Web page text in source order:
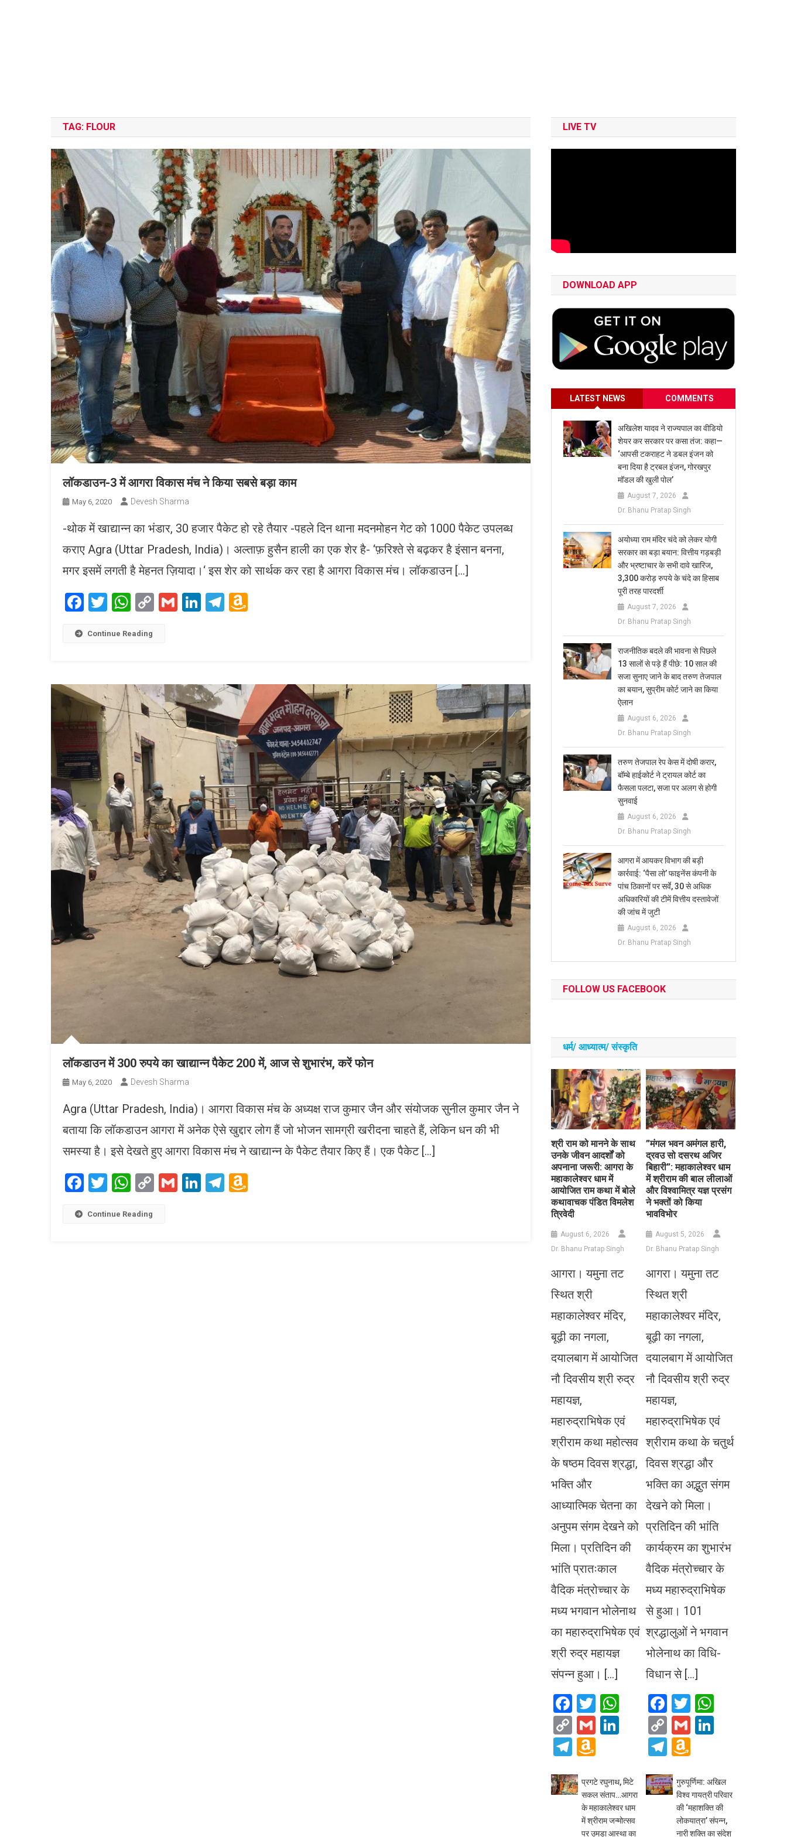
TAG: FLOUR
लॉकडाउन-3 में आगरा विकास मंच ने किया सबसे बड़ा काम
May 6, 2020 Devesh Sharma
-थोक में खाद्यान्न का भंडार, 30 हजार पैकेट हो रहे तैयार -पहले दिन थाना मदनमोहन गेट को 1000 पैकेट उपलब्ध
कराए Agra (Uttar Pradesh, India)। अल्ताफ़ हुसैन हाली का एक शेर है- ‘फ़रिश्ते से बढ़कर है इंसान बनना,
मगर इसमें लगती है मेहनत ज़ियादा।‘ इस शेर को सार्थक कर रहा है आगरा विकास मंच। लॉकडाउन […]
Facebook
Twitter
WhatsApp
CopyGmailLinkedIn
Telegram
Continue Reading
लॉकडाउन में 300 रुपये का खाद्यान्न पैकेट 200 में, आज से शुभारंभ, करें फोन
May 6, 2020 Devesh Sharma
Agra (Uttar Pradesh, India)। आगरा विकास मंच के अध्यक्ष राज कुमार जैन और संयोजक सुनील कुमार जैन ने
बताया कि लॉकडाउन आगरा में अनेक ऐसे खुद्दार लोग हैं जो भोजन सामग्री खरीदना चाहते हैं, लेकिन धन की भी
समस्या है। इसे देखते हुए आगरा विकास मंच ने खाद्यान्न के पैकेट तैयार किए हैं। एक पैकेट […]
Facebook
Twitter
WhatsApp
CopyGmailLinkedIn
Telegram
Continue Reading
LIVE TV
DOWNLOAD APP
LATEST NEWS COMMENTS
अखिलेश यादव ने राज्यपाल का वीडियो
शेयर कर सरकार पर कसा तंज: कहा—
‘आपसी टकराहट ने डबल इंजन को
बना दिया है ट्रबल इंजन, गोरखपुर
मॉडल की खुली पोल’
August 7, 2026
Dr. Bhanu Pratap Singh
अयोध्या राम मंदिर चंदे को लेकर योगी
सरकार का बड़ा बयान: वित्तीय गड़बड़ी
और भ्रष्टाचार के सभी दावे खारिज,
3,300 करोड़ रुपये के चंदे का हिसाब
पूरी तरह पारदर्शी
August 7, 2026
Dr. Bhanu Pratap Singh
राजनीतिक बदले की भावना से पिछले
13 सालों से पड़े हैं पीछे: 10 साल की
सजा सुनाए जाने के बाद तरुण तेजपाल
का बयान, सुप्रीम कोर्ट जाने का किया
ऐलान
August 6, 2026
Dr. Bhanu Pratap Singh
तरुण तेजपाल रेप केस में दोषी करार,
बॉम्बे हाईकोर्ट ने ट्रायल कोर्ट का
फैसला पलटा, सजा पर अलग से होगी
सुनवाई
August 6, 2026
Dr. Bhanu Pratap Singh
आगरा में आयकर विभाग की बड़ी
कार्रवाई: ‘पैसा लो’ फाइनेंस कंपनी के
पांच ठिकानों पर सर्वे, 30 से अधिक
अधिकारियों की टीमें वित्तीय दस्तावेजों
की जांच में जुटी
August 6, 2026
Dr. Bhanu Pratap Singh
FOLLOW US FACEBOOK
धर्म/ आध्‍यात्‍म/ संस्‍कृति
​श्री राम को मानने के साथ
उनके जीवन आदर्शों को
अपनाना जरूरी: आगरा के
महाकालेश्वर धाम में
आयोजित राम कथा में बोले
कथावाचक पंडित विमलेश
त्रिवेदी
August 6, 2026
Dr. Bhanu Pratap Singh
आगरा। यमुना तट
स्थित श्री
महाकालेश्वर मंदिर,
बूढ़ी का नगला,
दयालबाग में आयोजित
नौ दिवसीय श्री रुद्र
महायज्ञ,
महारुद्राभिषेक एवं
श्रीराम कथा महोत्सव
के षष्ठम दिवस श्रद्धा,
भक्ति और
आध्यात्मिक चेतना का
अनुपम संगम देखने को
मिला। प्रतिदिन की
भांति प्रातःकाल
वैदिक मंत्रोच्चार के
मध्य भगवान भोलेनाथ
का महारुद्राभिषेक एवं
श्री रुद्र महायज्ञ
संपन्न हुआ। […]
Facebook
TwitterWhatsApp
Copy
Link
GmailLinkedIn
Telegram
Amazon
List
​”मंगल भवन अमंगल हारी,
द्रवउ सो दसरथ अजिर
बिहारी”: महाकालेश्वर धाम
में श्रीराम की बाल लीलाओं
और विश्वामित्र यज्ञ प्रसंग
ने भक्तों को किया
भावविभोर
August 5, 2026
Dr. Bhanu Pratap Singh
आगरा। यमुना तट
स्थित श्री
महाकालेश्वर मंदिर,
बूढ़ी का नगला,
दयालबाग में आयोजित
नौ दिवसीय श्री रुद्र
महायज्ञ,
महारुद्राभिषेक एवं
श्रीराम कथा के चतुर्थ
दिवस श्रद्धा और
भक्ति का अद्भुत संगम
देखने को मिला।
प्रतिदिन की भांति
कार्यक्रम का शुभारंभ
वैदिक मंत्रोच्चार के
मध्य महारुद्राभिषेक
से हुआ। 101
श्रद्धालुओं ने भगवान
भोलेनाथ का विधि-
विधान से […]
Facebook
Twitter
Copy
Link
Gmail
Telegram
List
प्रगटे रघुनाथ, मिटे
सकल संताप…आगरा
के महाकालेश्वर धाम
में श्रीराम जन्मोत्सव
पर उमड़ा आस्था का
गुरुपूर्णिमा: अखिल
विश्व गायत्री परिवार
की ‘महाशक्ति की
लोकयात्रा’ संपन्न,
नारी शक्ति का संदेश